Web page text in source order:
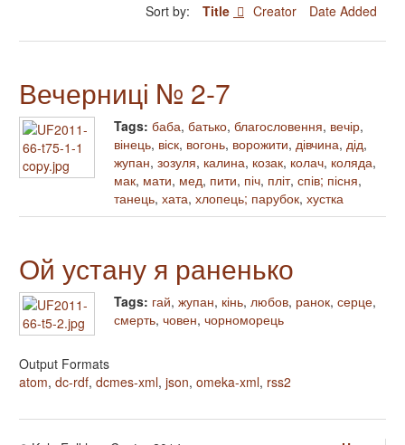
Sort by: Title Creator Date Added
Вечерниці № 2-7
Tags: баба, батько, благословення, вечір,
вінець, віск, вогонь, ворожити, дівчина, дід,
жупан, зозуля, калина, козак, колач, коляда,
мак, мати, мед, пити, піч, пліт, спів; пісня,
танець, хата, хлопець; парубок, хустка
Ой устану я раненько
Tags: гай, жупан, кінь, любов, ранок, серце,
смерть, човен, чорноморець
Output Formats
atom, dc-rdf, dcmes-xml, json, omeka-xml, rss2